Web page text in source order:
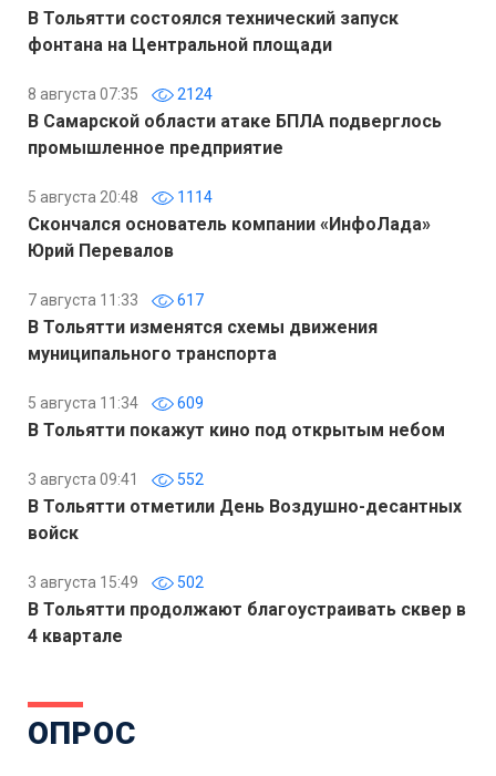
В Тольятти состоялся технический запуск
фонтана на Центральной площади
8 августа 07:35 2124
В Самарской области атаке БПЛА подверглось
промышленное предприятие
5 августа 20:48 1114
Скончался основатель компании «ИнфоЛада»
Юрий Перевалов
7 августа 11:33 617
В Тольятти изменятся схемы движения
муниципального транспорта
5 августа 11:34 609
В Тольятти покажут кино под открытым небом
3 августа 09:41 552
В Тольятти отметили День Воздушно-десантных
войск
3 августа 15:49 502
В Тольятти продолжают благоустраивать сквер в
4 квартале
ОПРОС